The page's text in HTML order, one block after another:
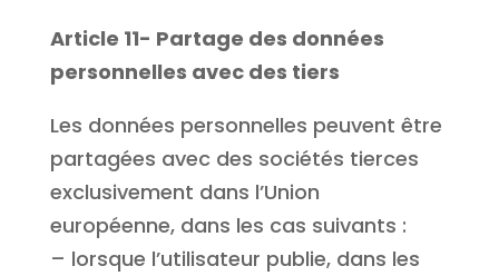
Article 11- Partage des données
personnelles avec des tiers
Les données personnelles peuvent être
partagées avec des sociétés tierces
exclusivement dans l’Union
européenne, dans les cas suivants :
– lorsque l’utilisateur publie, dans les